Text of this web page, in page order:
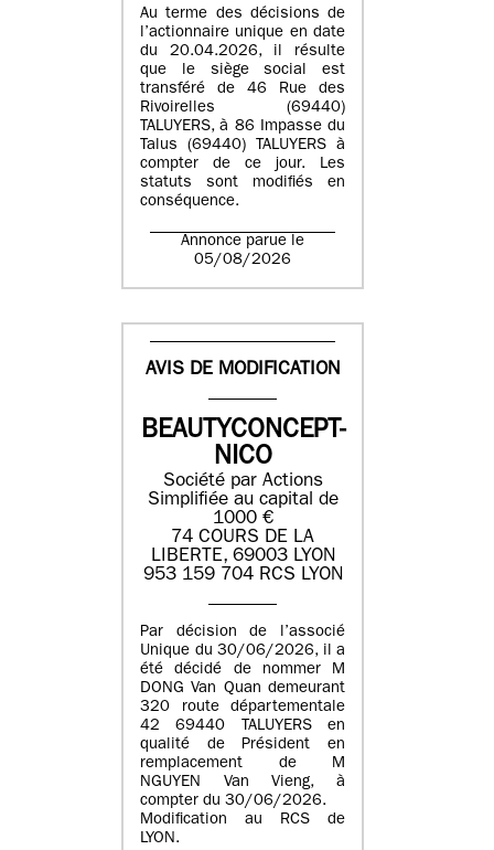
Au terme des décisions de
l’actionnaire unique en date
du 20.04.2026, il résulte
que le siège social est
transféré de 46 Rue des
Rivoirelles (69440)
TALUYERS, à 86 Impasse du
Talus (69440) TALUYERS à
compter de ce jour. Les
statuts sont modifiés en
conséquence.
Annonce parue le
05/08/2026
AVIS DE MODIFICATION
BEAUTYCONCEPT-
NICO
Société par Actions
Simplifiée au capital de
1000 €
74 COURS DE LA
LIBERTE, 69003 LYON
953 159 704 RCS LYON
Par décision de l’associé
Unique du 30/06/2026, il a
été décidé de nommer M
DONG Van Quan demeurant
320 route départementale
42 69440 TALUYERS en
qualité de Président en
remplacement de M
NGUYEN Van Vieng, à
compter du 30/06/2026.
Modification au RCS de
LYON.